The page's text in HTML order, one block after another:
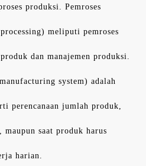
produksi. Pemroses
meliputi pemroses
dan manajemen produksi.
system) adalah
perencanaan jumlah produk,
saat produk harus
harian.